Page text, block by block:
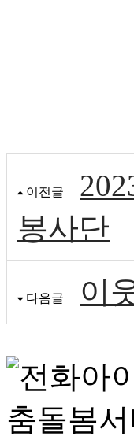
이전글
봉사단
다음글 이
춤돌봄